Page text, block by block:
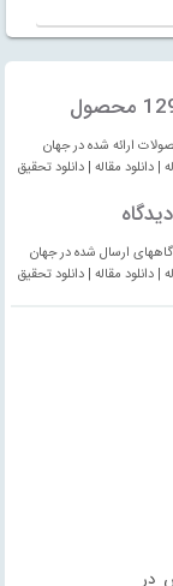
ارائه شده در جهان
| دانلود مقاله | دانلود تحقیق
ارسال شده در جهان
| دانلود مقاله | دانلود تحقیق
در